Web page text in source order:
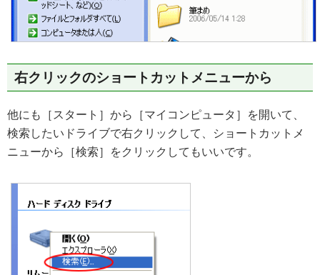
右クリックのショートカットメニューから
他にも［スタート］から［マイコンピュータ］を開いて、
検索したいドライブで右クリックして、ショートカットメ
ニューから［検索］をクリックしてもいいです。